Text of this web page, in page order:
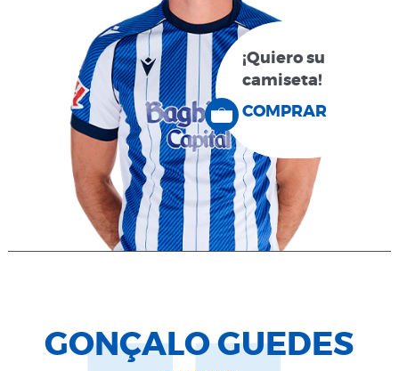
¡Quiero su
camiseta!
COMPRAR
GONÇALO GUEDES